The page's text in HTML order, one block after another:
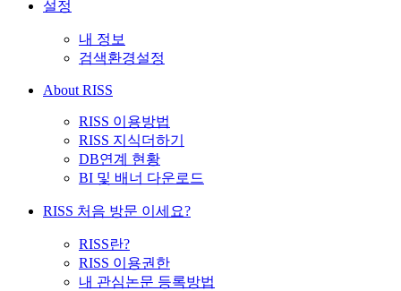
설정
내 정보
검색환경설정
About RISS
RISS 이용방법
RISS 지식더하기
DB연계 현황
BI 및 배너 다운로드
RISS 처음 방문 이세요?
RISS란?
RISS 이용권한
내 관심논문 등록방법